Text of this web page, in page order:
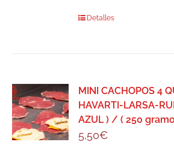
Detalles
MINI CACHOPOS 4
HAVARTI-LARSA-
AZUL ) / ( 250
5,50€